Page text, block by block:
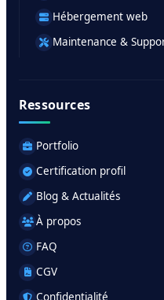
Hébergement web
Maintenance &
Ressources
Portfolio
Certification profil
Blog & Actualités
À propos
FAQ
CGV
Confidentialité